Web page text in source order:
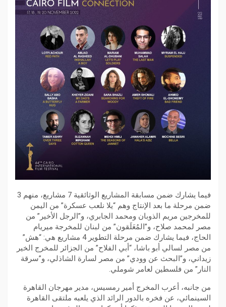
فيما يشارك ضمن مسابقة المشاريع الوثائقية 7 مشاريع، منهم 3
ضمن مرحلة ما بعد الإنتاج وهم “يلا نلعب عسكرة” من اليمن
للمخرجين مريم الذوبان ومحمد الجابري، و”الرجل الأخير” من
مصر لمحمد صلاح، و”المُعَلَقون” من لبنان للمخرجة ميريام
الحاج، فيما يشارك ضمن مرحلة التطوير 4 مشاريع هي: “هش”
من مصر لسالي أبو باشا، “أبي الفلاح” من الجزائر للمخرج الخير
زيداني، و”البحث عن وودي” من مصر لسارة الشاذلي، و”سرقة
النار” من فلسطين لعامر شوملي.
من جانبه، أعرب المخرج أمير رمسيس، مدير مهرجان القاهرة
السينمائي، عن فخره بالدور الرائد الذي يلعبه ملتقى القاهرة